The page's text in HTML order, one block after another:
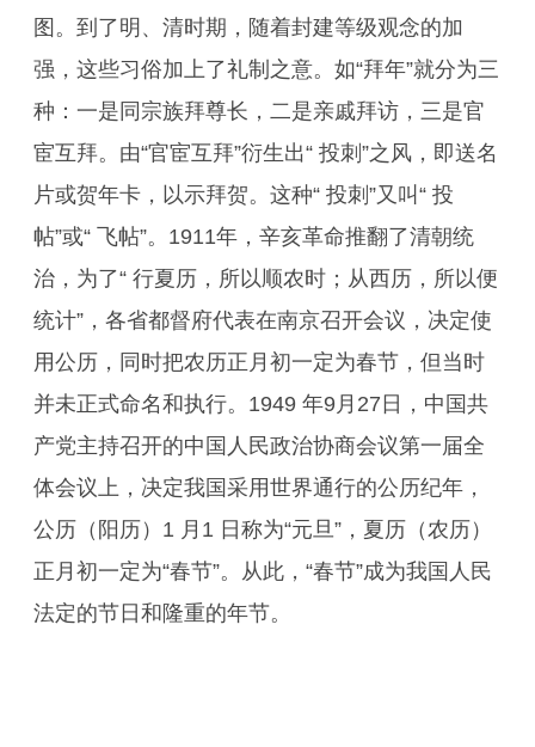
图。到了明、清时期，随着封建等级观念的加
强，这些习俗加上了礼制之意。如“拜年”就分为三
种：一是同宗族拜尊长，二是亲戚拜访，三是官
宦互拜。由“官宦互拜”衍生出“ 投刺”之风，即送名
片或贺年卡，以示拜贺。这种“ 投刺”又叫“ 投
帖”或“ 飞帖”。1911年，辛亥革命推翻了清朝统
治，为了“ 行夏历，所以顺农时；从西历，所以便
统计”，各省都督府代表在南京召开会议，决定使
用公历，同时把农历正月初一定为春节，但当时
并未正式命名和执行。1949 年9月27日，中国共
产党主持召开的中国人民政治协商会议第一届全
体会议上，决定我国采用世界通行的公历纪年，
公历（阳历）1 月1 日称为“元旦”，夏历（农历）
正月初一定为“春节”。从此，“春节”成为我国人民
法定的节日和隆重的年节。